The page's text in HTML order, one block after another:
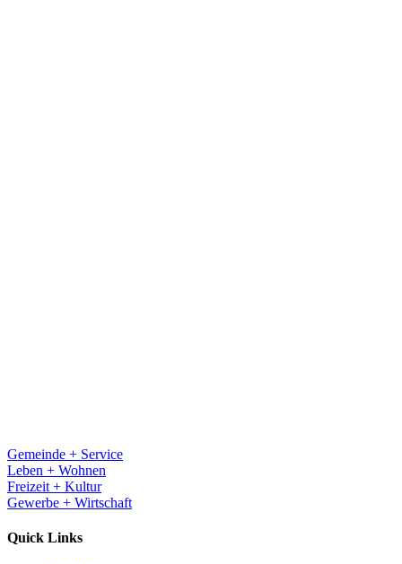
Gemeinde + Service
Leben + Wohnen
Freizeit + Kultur
Gewerbe + Wirtschaft
Quick Links